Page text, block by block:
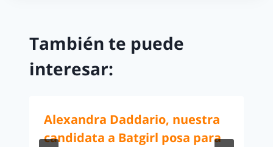
También te puede
interesar:
Alexandra Daddario, nuestra
candidata a Batgirl posa para